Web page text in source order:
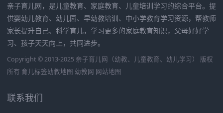
亲子育儿网，是儿童教育、家庭教育、儿童培训学习的综合平台。提
供婴幼儿教育、幼儿园、早幼教培训、中小学教育学习资源，帮教师
家长提升自己、科学育儿，学习更多的家庭教育知识，父母好好学
习、孩子天天向上，共同进步。
Copyright © 2013-2025 亲子育儿网（幼教、儿童教育、幼儿学习） 版权
所有 育儿标签幼教地图 幼教网 网站地图
联系我们